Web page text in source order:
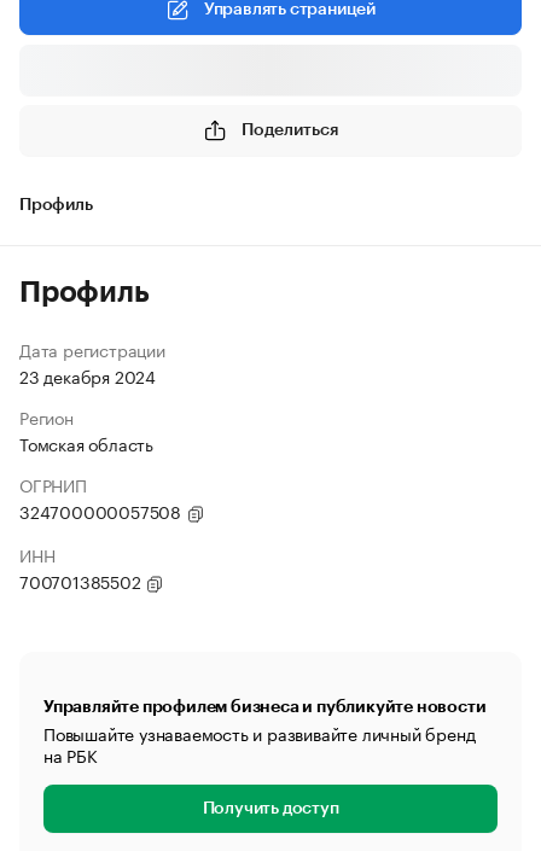
Управлять страницей
Поделиться
Профиль
Профиль
Дата регистрации
23 декабря 2024
Регион
Томская область
ОГРНИП
324700000057508
ИНН
700701385502
Управляйте профилем бизнеса и публикуйте новости
Повышайте узнаваемость и развивайте личный бренд
на РБК
Получить доступ